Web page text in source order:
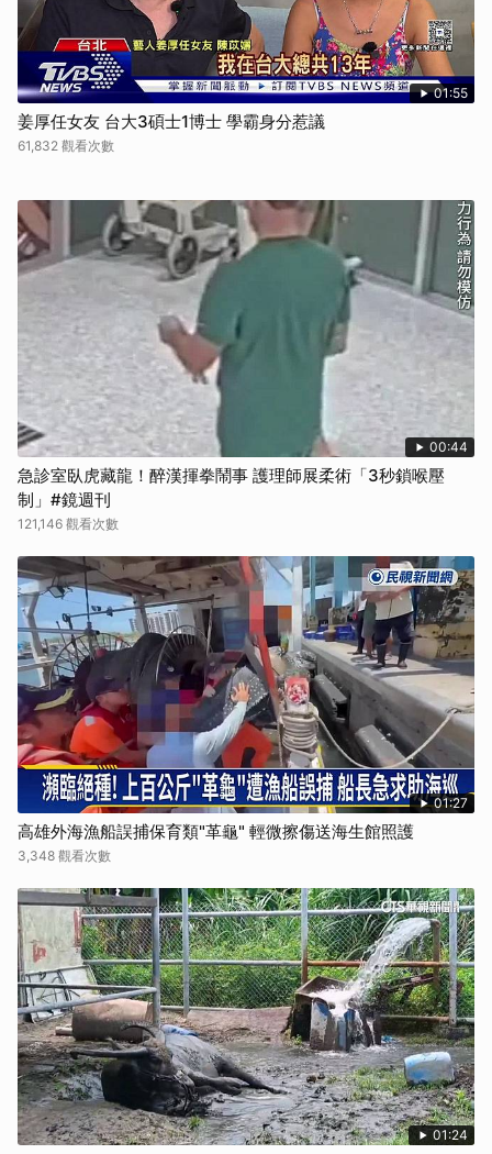
01:55
姜厚任女友 台大3碩士1博士 學霸身分惹議
61,832 觀看次數
00:44
急診室臥虎藏龍！醉漢揮拳鬧事 護理師展柔術「3秒鎖喉壓
制」#鏡週刊
121,146 觀看次數
01:27
高雄外海漁船誤捕保育類"革龜" 輕微擦傷送海生館照護
3,348 觀看次數
01:24